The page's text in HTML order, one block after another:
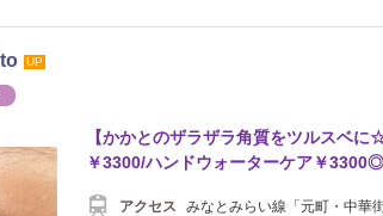
UP
イク
【かかとのザラザラ角質をツルスベ
￥3300/ハンドウォーターケア￥3300◎
アクセス
みなとみらい線「元町・中華